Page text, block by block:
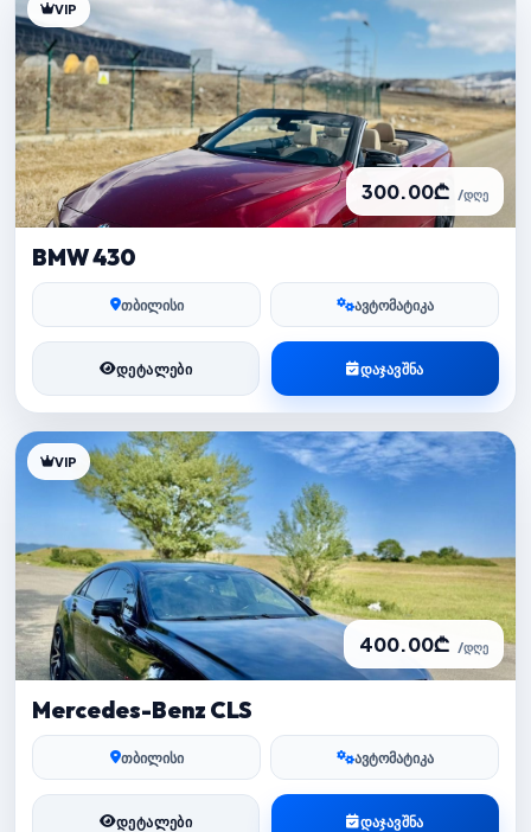
VIP
300.00₾ /დღე
BMW 430
თბილისი ავტომატიკა
ᲓᲔᲢᲐᲚᲔᲑᲘ ᲓᲐᲯᲐᲕᲨᲜᲐ
VIP
400.00₾ /დღე
Mercedes-Benz CLS
თბილისი ავტომატიკა
ᲓᲔᲢᲐᲚᲔᲑᲘ ᲓᲐᲯᲐᲕᲨᲜᲐ